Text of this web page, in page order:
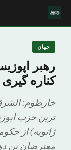
جهان
رهبر
کناره
خارطوم:
ژانویه) از
معترضان تن